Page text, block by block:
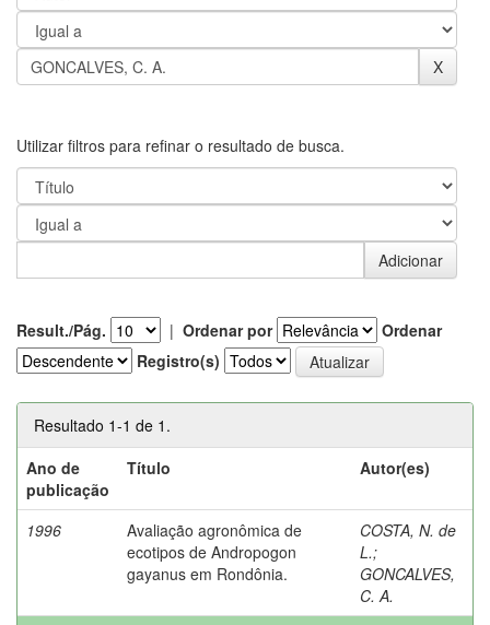
Utilizar filtros para refinar o resultado de busca.
Result./Pág. | Ordenar por
Ordenar
Registro(s)
Resultado 1-1 de 1.
Ano de
publicação
Título Autor(es)
1996
Avaliação agronômica de
ecotipos de Andropogon
gayanus em Rondônia.
COSTA, N. de
L.;
GONCALVES,
C. A.